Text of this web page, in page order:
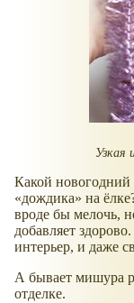
Узкая
Какой
дождика
на
вроде бы мелочь,
добавляет
интерьер, и даже
А бывает мишура
отделке.